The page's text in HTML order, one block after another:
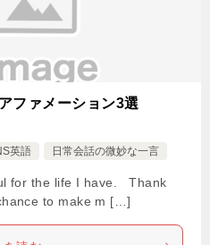
ファメーション3選
英語 日常会話の微妙な一言
for the life I have. Thank
to make m […]